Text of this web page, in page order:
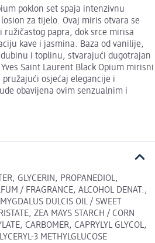
poklon set spaja intenzivnu
za tijelo. Ovaj miris otvara se
papra, dok srce mirisa
kave i jasmina. Baza od vanilije,
i toplinu, stvarajući dugotrajan
Saint Laurent Black Opium mirisni
osjećaj elegancije i
obavijena ovim senzualnim i
GLYCERIN, PROPANEDIOL,
/ FRAGRANCE, ALCOHOL DENAT.,
DULCIS OIL / SWEET
ZEA MAYS STARCH / CORN
CARBOMER, CAPRYLYL GLYCOL,
3 METHYLGLUCOSE